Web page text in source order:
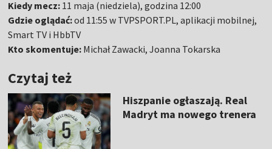
Kiedy mecz: 11 maja (niedziela), godzina 12:00
Gdzie oglądać:od 11:55 w TVPSPORT.PL, aplikacji mobilnej,
Smart TV i HbbTV
Kto skomentuje: Michał Zawacki, Joanna Tokarska
Czytaj też
Hiszpanie ogłaszają. Real
Madryt ma nowego trenera